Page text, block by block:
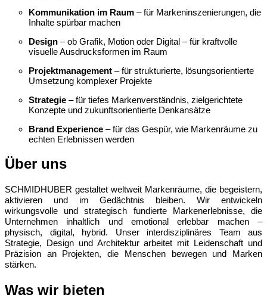
Kommunikation im Raum – für Markeninszenierungen, die
Inhalte spürbar machen
Design – ob Grafik, Motion oder Digital – für kraftvolle
visuelle Ausdrucksformen im Raum
Projektmanagement – für strukturierte, lösungsorientierte
Umsetzung komplexer Projekte
Strategie – für tiefes Markenverständnis, zielgerichtete
Konzepte und zukunftsorientierte Denkansätze
Brand Experience – für das Gespür, wie Markenräume zu
echten Erlebnissen werden
Über uns
SCHMIDHUBER gestaltet weltweit Markenräume, die begeistern,
aktivieren und im Gedächtnis bleiben. Wir entwickeln
wirkungsvolle und strategisch fundierte Markenerlebnisse, die
Unternehmen inhaltlich und emotional erlebbar machen –
physisch, digital, hybrid. Unser interdisziplinäres Team aus
Strategie, Design und Architektur arbeitet mit Leidenschaft und
Präzision an Projekten, die Menschen bewegen und Marken
stärken.
Was wir bieten